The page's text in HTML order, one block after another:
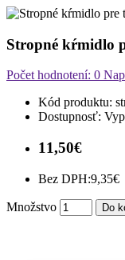
Stropné kŕmidlo
Počet hodnotení: 0
Kód produktu:
Dostupnosť:
11,50€
Bez DPH:9,35€
Množstvo Do